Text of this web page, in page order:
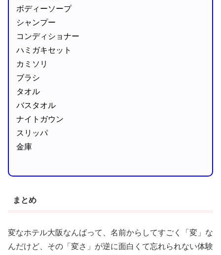
ボディーソープ
シャンプー
コンディショナー
ハミガキセット
カミソリ
ブラシ
タオル
バスタオル
ナイトガウン
スリッパ
金庫
まとめ
変なホテル大阪なんばって、名前からしてすごく「変」な
んだけど、その「変さ」が逆に面白くて忘れられない体験